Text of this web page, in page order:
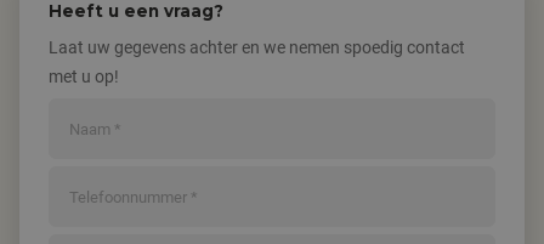
Heeft u een vraag?
Laat uw gegevens achter en we nemen spoedig contact
met u op!